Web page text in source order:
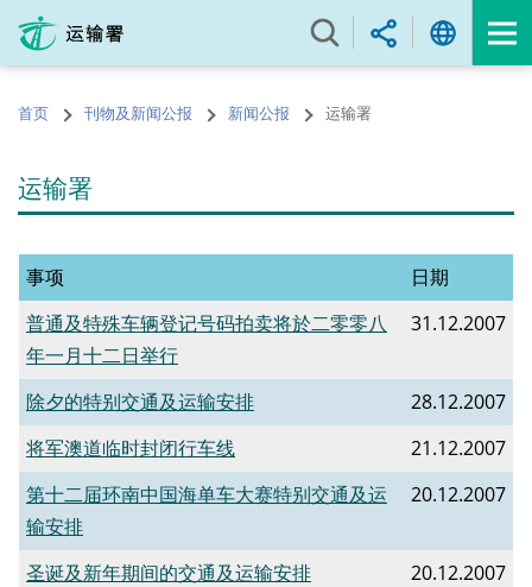
内
的首页 刊物及新闻公报 新闻公报 运输署
运输署
事项
日期
普通及特殊车辆登记号码拍卖将於二零零八
年一月十二日举行
31.12.2007
除夕的特别交通及运输安排
28.12.2007
将军澳道临时封闭行车线
21.12.2007
第十二届环南中国海单车大赛特别交通及运
输安排
20.12.2007
圣诞及新年期间的交通及运输安排
20.12.2007